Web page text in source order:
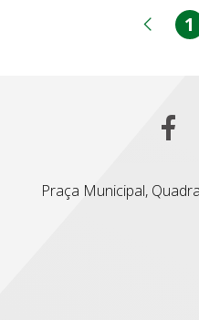
1
Praça Municipal,